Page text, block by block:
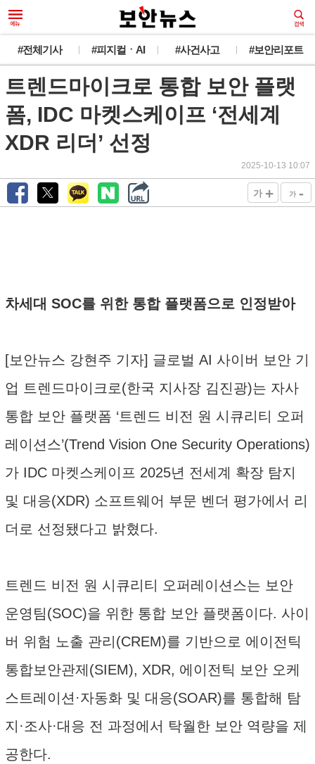
#전체기사 #피지컬ㆍAI #사건사고 #보안리포트
트렌드마이크로 통합 보안 플랫
폼, IDC 마켓스케이프 ‘전세계
XDR 리더’ 선정
2025-10-13 10:07
가 + 가 -
차세대 SOC를 위한 통합 플랫폼으로 인정받아
[보안뉴스 강현주 기자] 글로벌 AI 사이버 보안 기
업 트렌드마이크로(한국 지사장 김진광)는 자사
통합 보안 플랫폼 ‘트렌드 비전 원 시큐리티 오퍼
레이션스’(Trend Vision One Security Operations)
가 IDC 마켓스케이프 2025년 전세계 확장 탐지
및 대응(XDR) 소프트웨어 부문 벤더 평가에서 리
더로 선정됐다고 밝혔다.
트렌드 비전 원 시큐리티 오퍼레이션스는 보안
운영팀(SOC)을 위한 통합 보안 플랫폼이다. 사이
버 위험 노출 관리(CREM)를 기반으로 에이전틱
통합보안관제(SIEM), XDR, 에이전틱 보안 오케
스트레이션·자동화 및 대응(SOAR)를 통합해 탐
지·조사·대응 전 과정에서 탁월한 보안 역량을 제
공한다.